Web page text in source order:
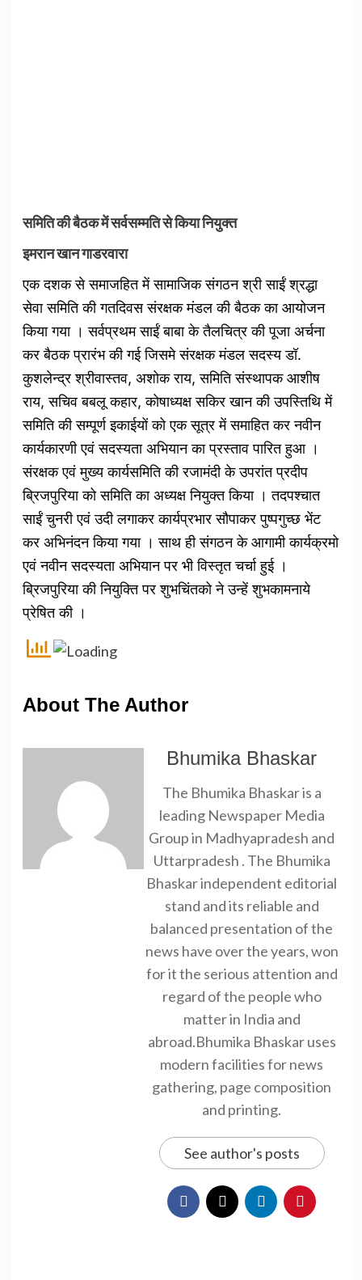
समिति की बैठक में सर्वसम्मति से किया नियुक्त
इमरान खान गाडरवारा
एक दशक से समाजहित में सामाजिक संगठन श्री साईं श्रद्धा
सेवा समिति की गतदिवस संरक्षक मंडल की बैठक का आयोजन
किया गया । सर्वप्रथम साईं बाबा के तैलचित्र की पूजा अर्चना
कर बैठक प्रारंभ की गई जिसमे संरक्षक मंडल सदस्य डॉ.
कुशलेन्द्र श्रीवास्तव, अशोक राय, समिति संस्थापक आशीष
राय, सचिव बबलू कहार, कोषाध्यक्ष सकिर खान की उपस्तिथि में
समिति की सम्पूर्ण इकाईयों को एक सूत्र में समाहित कर नवीन
कार्यकारणी एवं सदस्यता अभियान का प्रस्ताव पारित हुआ ।
संरक्षक एवं मुख्य कार्यसमिति की रजामंदी के उपरांत प्रदीप
ब्रिजपुरिया को समिति का अध्यक्ष नियुक्त किया । तदपश्चात
साईं चुनरी एवं उदी लगाकर कार्यप्रभार सौपाकर पुष्पगुच्छ भेंट
कर अभिनंदन किया गया । साथ ही संगठन के आगामी कार्यक्रमो
एवं नवीन सदस्यता अभियान पर भी विस्तृत चर्चा हुई ।
ब्रिजपुरिया की नियुक्ति पर शुभचिंतको ने उन्हें शुभकामनाये
प्रेषित की ।
About The Author
Bhumika Bhaskar
The Bhumika Bhaskar is a
leading Newspaper Media
Group in Madhyapradesh and
Uttarpradesh . The Bhumika
Bhaskar independent editorial
stand and its reliable and
balanced presentation of the
news have over the years, won
for it the serious attention and
regard of the people who
matter in India and
abroad.Bhumika Bhaskar uses
modern facilities for news
gathering, page composition
and printing.
See author's posts